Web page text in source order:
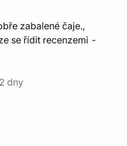
zabalené čaje.,
se řídit recenzemi -
dny